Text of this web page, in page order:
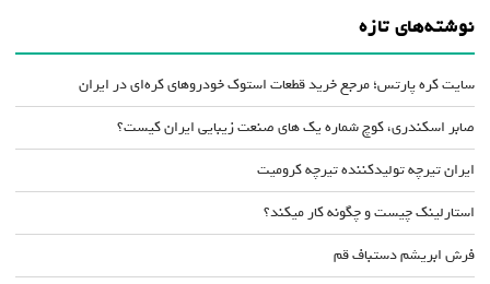
نوشته‌های تازه
سایت کره پارتس؛ مرجع خرید قطعات استوک خودروهای کره‌ای در ایران
صابر اسکندری، کوچ شماره یک های صنعت زیبایی ایران کیست؟
ایران تیرچه تولیدکننده تیرچه کرومیت
استارلینک چیست و چگونه کار میکند؟
فرش ابریشم دستباف قم